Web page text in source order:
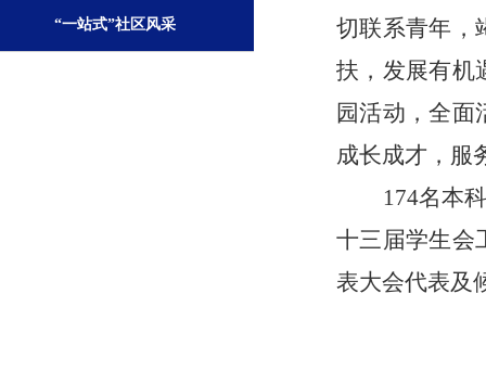
“一站式”社区风采
切联系青年，
扶，发展有机
园活动，全面
成长成才，服
174名本
十三届学生会
表大会代表及